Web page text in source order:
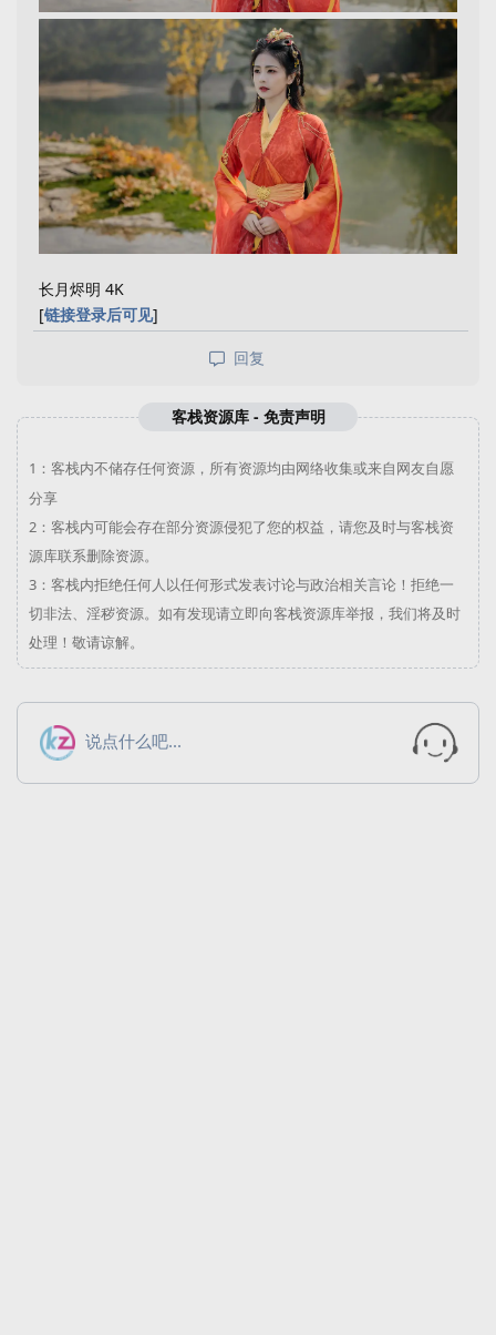
长月烬明 4K
[链接登录后可见]
回复
客栈资源库 - 免责声明
1： 客栈内不储存任何资源，所有资源均由网络收集或来自网友自愿
分享
2： 客栈内可能会存在部分资源侵犯了您的权益，请您及时与客栈资
源库联系删除资源。
3： 客栈内拒绝任何人以任何形式发表讨论与政治相关言论！拒绝一
切非法、淫秽资源。如有发现请立即向客栈资源库举报，我们将及时
处理！敬请谅解。
说点什么吧...